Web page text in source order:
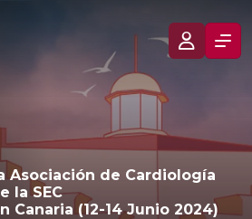
Asociación de Cardiología
la SEC
Canaria (12-14 Junio 2024)